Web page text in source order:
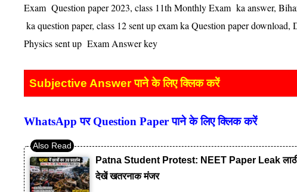
Exam Question paper 2023, class 11th Monthly Exam ka answer,
ka question paper, class 12 sent up exam ka Question paper
Physics sent up Exam Answer key
Subjective Answer पाने के लिए क्लिक करें
WhatsApp पर Question Paper पाने के लिए क्लिक करें
Patna Student Protest: NEET Paper Leak लाठी-
देखें खतरनाक मंजर